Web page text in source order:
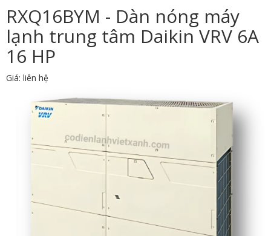
RXQ16BYM - Dàn nóng máy
lạnh trung tâm Daikin VRV 6A
16 HP
Giá: liên hệ